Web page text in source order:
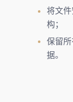
将文
构；
保留
据。